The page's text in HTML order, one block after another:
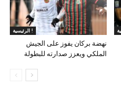
الرئيسية !
نهضة بركان يفوز على الجيش
الملكي ويعزز صدارته للبطولة